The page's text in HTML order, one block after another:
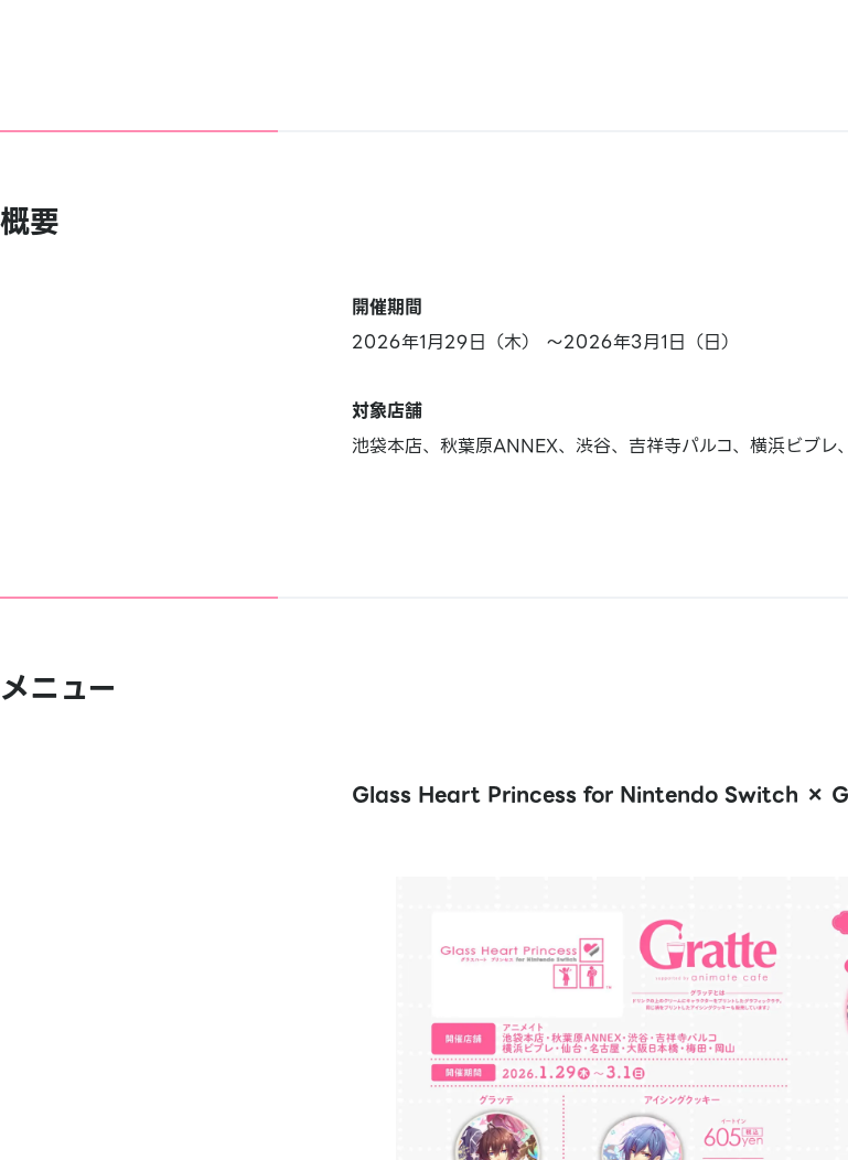
概要
開催期間
2026年1月29日（木） ～2026年3月1日（日）
対象店舗
池袋本店、秋葉原ANNEX、渋谷、吉祥寺パルコ、横浜ビブ
メニュー
Glass Heart Princess for Nintendo Switch ×